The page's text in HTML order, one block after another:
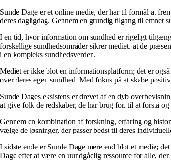
Sunde Dage er et online medie, der har til formål at
deres dagligdag. Gennem en grundig tilgang til emnet
I en tid, hvor information om sundhed er rigeligt
forskellige sundhedsområder sikrer mediet, at de
i en kompleks sundhedsverden.
Mediet er ikke blot en informationsplatform; det er
over deres egen sundhed. Med fokus på at skabe
Sunde Dages eksistens er drevet af en dyb
at give folk de redskaber, de har brug for, til at forstå
Gennem en kombination af forskning, erfaring og
vælge de løsninger, der passer bedst til deres
I sidste ende er Sunde Dage mere end blot et medie;
Dage efter at være en uundgåelig ressource for alle,